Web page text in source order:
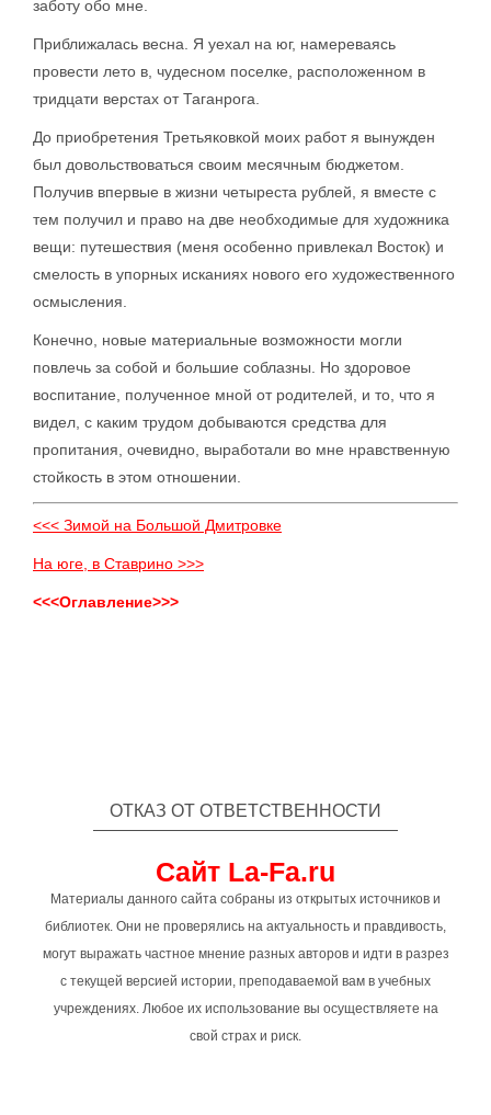
заботу обо мне.
Приближалась весна. Я уехал на юг, намереваясь
провести лето в, чудесном поселке, расположенном в
тридцати верстах от Таганрога.
До приобретения Третьяковкой моих работ я вынужден
был довольствоваться своим месячным бюджетом.
Получив впервые в жизни четыреста рублей, я вместе с
тем получил и право на две необходимые для художника
вещи: путешествия (меня особенно привлекал Восток) и
смелость в упорных исканиях нового его художественного
осмысления.
Конечно, новые материальные возможности могли
повлечь за собой и большие соблазны. Но здоровое
воспитание, полученное мной от родителей, и то, что я
видел, с каким трудом добываются средства для
пропитания, очевидно, выработали во мне нравственную
стойкость в этом отношении.
<<< Зимой на Большой Дмитровке
На юге, в Ставрино >>>
<<<Оглавление>>>
ОТКАЗ ОТ ОТВЕТСТВЕННОСТИ
Сайт La-Fa.ru
Материалы данного сайта собраны из открытых источников и
библиотек. Они не проверялись на актуальность и правдивость,
могут выражать частное мнение разных авторов и идти в разрез
с текущей версией истории, преподаваемой вам в учебных
учреждениях. Любое их использование вы осуществляете на
свой страх и риск.